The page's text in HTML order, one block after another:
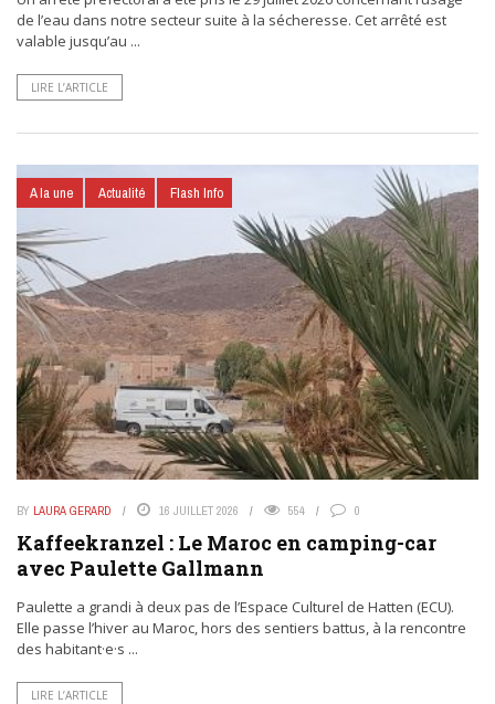
de l’eau dans notre secteur suite à la sécheresse. Cet arrêté est
valable jusqu’au ...
LIRE L’ARTICLE
A la une Actualité Flash Info
BY LAURA GERARD 16 JUILLET 2026 554 0
Kaffeekranzel : Le Maroc en camping-car
avec Paulette Gallmann
Paulette a grandi à deux pas de l’Espace Culturel de Hatten (ECU).
Elle passe l’hiver au Maroc, hors des sentiers battus, à la rencontre
des habitant·e·s ...
LIRE L’ARTICLE